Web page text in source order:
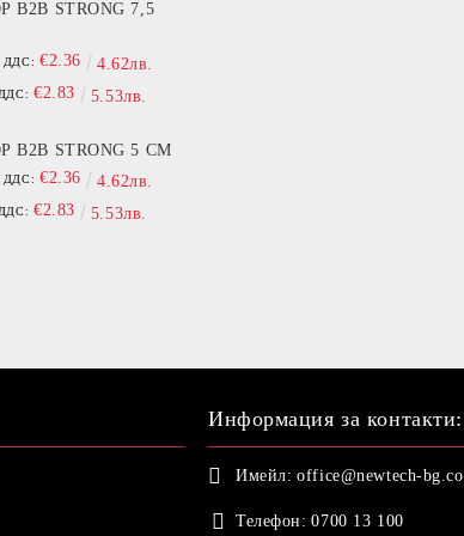
B2B STRONG 7,5
ДДС: €2.36 4.62лв.
€2.83 5.53лв.
B2B STRONG 5 СМ
ДДС: €2.36 4.62лв.
€2.83 5.53лв.
Информация за контакти:
Имейл: office@newtech-
Телефон: 0700 13 100